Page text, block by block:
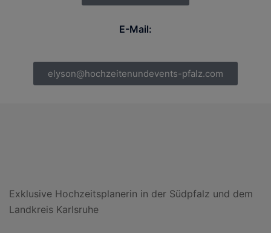
E-Mail:
elyson@hochzeitenundevents-pfalz.com
Exklusive Hochzeitsplanerin in der Südpfalz und dem
Landkreis Karlsruhe